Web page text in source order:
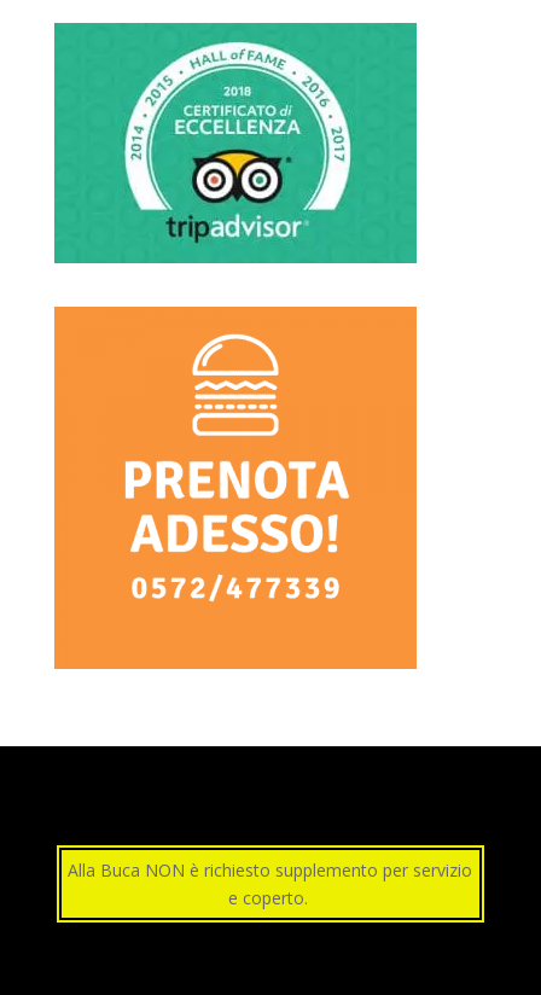
Alla Buca NON è richiesto supplemento per servizio
e coperto.